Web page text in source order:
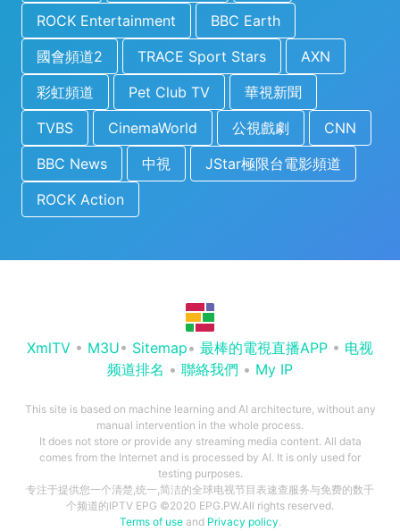
ROCK Entertainment
BBC Earth
國會頻道2
TRACE Sport Stars
AXN
彩虹頻道
Pet Club TV
華視新聞
TVBS
CinemaWorld 公視戲劇
CNN
BBC News
中視
JStar極限台電影頻道
ROCK Action
XmlTV • M3U• Sitemap• 最棒的電視直播APP • 电视
频道排名 • 聯絡我們 • My IP
This site is based on machine learning and AI architecture, without any
manual intervention in the whole process.
It does not store or provide any streaming media content. All data
comes from the Internet and is processed by AI. It is only used for
testing purposes.
专注于提供您一个清楚,统一,简洁的全球电视节目表速查服务与免费的数千
个频道的IPTV EPG ©2020 EPG.PW.All rights reserved.
Terms of useand Privacy policy.